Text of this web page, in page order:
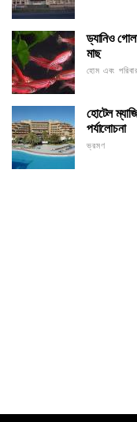
ড্যানিও
মাছ
হোম এবং পরিবার
হোটেল
পর্যালোচনা
ভ্রমণ